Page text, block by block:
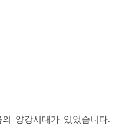
양강시대가 있었습니다.